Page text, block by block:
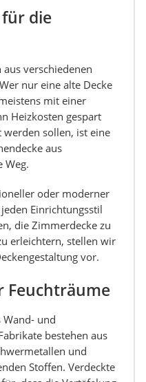
die
verschiedenen
nur eine alte Decke
mit einer
Heizkosten gespart
werden sollen, ist eine
aus
Weg.
oder moderner
Einrichtungsstil
die Zimmerdecke zu
erleichtern, stellen wir
vor.
Feuchträume
und
bestehen aus
und
Stoffen. Verdeckte